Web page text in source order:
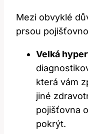
Mezi obvyklé
prsou
Velká
která vám
jiné
pojišťovna
pokrýt.